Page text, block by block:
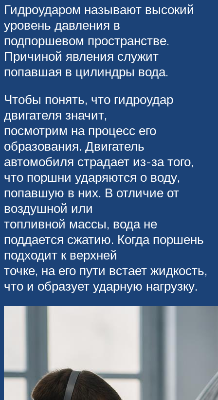
Гидроударом называют высокий
уровень давления в
подпоршевом пространстве.
Причиной явления служит
попавшая в цилиндры вода.
Чтобы понять, что гидроудар
двигателя значит,
посмотрим на процесс его
образования. Двигатель
автомобиля страдает из-за того,
что поршни ударяются о воду,
попавшую в них. В отличие от
воздушной или
топливной массы, вода не
поддается сжатию. Когда поршень
подходит к верхней
точке, на его пути встает жидкость,
что и образует ударную нагрузку.